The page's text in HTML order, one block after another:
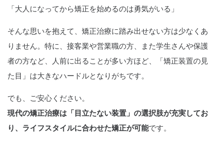
「大人になってから矯正を始めるのは勇気がいる」
そんな思いを抱えて、矯正治療に踏み出せない方は少なくあ
りません。特に、接客業や営業職の方、また学生さんや保護
者の方など、人前に出ることが多い方ほど、「矯正装置の見
た目」は大きなハードルとなりがちです。
でも、ご安心ください。
現代の矯正治療は「目立たない装置」の選択肢が充実してお
り、ライフスタイルに合わせた矯正が可能です。